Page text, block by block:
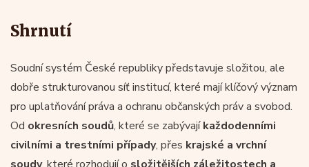
Shrnutí
Soudní systém České republiky představuje složitou, ale
dobře strukturovanou síť institucí, které mají klíčový význam
pro uplatňování práva a ochranu občanských práv a svobod.
Od okresních soudů, které se zabývajíkaždodenními
civilními a trestními případy, přes krajské a vrchní
soudy, které rozhodují o složitějších záležitostech a